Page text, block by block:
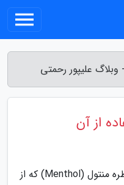
وبلاگ علیپور رحمتی
از آن
به گزارش وبلاگ علیپور رحمتی، قطره منتول (Menthol) که از